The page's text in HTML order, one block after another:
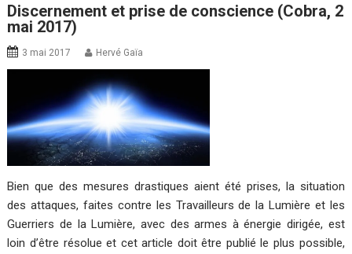
Discernement et prise de conscience (Cobra, 2
mai 2017)
3 mai 2017 Hervé Gaïa
Bien que des mesures drastiques aient été prises, la situation
des attaques, faites contre les Travailleurs de la Lumière et les
Guerriers de la Lumière, avec des armes à énergie dirigée, est
loin d’être résolue et cet article doit être publié le plus possible,